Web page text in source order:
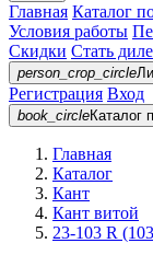
Главная Каталог
Условия работы
Скидки Стать
person_crop_circle
Регистрация Вход
book_circleКаталог
Главная
Каталог
Кант
Кант витой
23-103 R